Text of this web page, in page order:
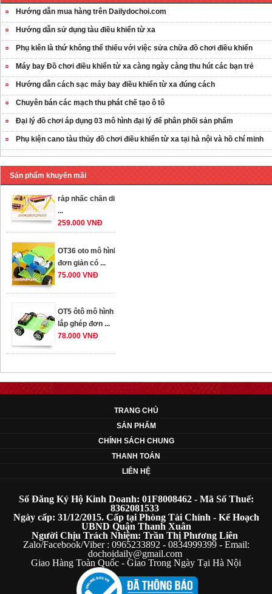
Hướng dẫn mua hàng trên Dailydochoi.com
Hướng dẫn sử dụng tàu điều khiển từ xa
Phụ kiên là thứ không thể thiếu với việc sửa chữa đồ chơi điều khiển
Máy bay Đồ chơi điều khiển từ xa càng ngày càng thu hút các bạn trẻ
Hướng dẫn cách sạc máy bay điều khiển từ xa đúng cách
Chuyên bán các mạch thu phát chế tạo ô tô
Đại lý đồ chơi áp dụng 03 mô hình đại lý để phân phối sản phẩm
Phụ kiện cano tàu thủy đồ chơi điều khiển từ xa tại hà nội và hồ chí minh
Sản phẩm khuyến mãi
OT35 robot lắp
ráp nhấc chân di
259.000 VNĐ
OT36 oto mô hình
đơn giản có ...
75.000 VNĐ
OT5 ôtô mô hình
lắp ghép đơn ...
78.000 VNĐ
đơn giản cho ...
352.000 VNĐ
OT35 robot lắp
ráp nhấc chân di
OT36 oto mô hình
đơn giản có ...
75.000 VNĐ
OT5 ôtô mô hình
lắp ghép đơn ...
78.000 VNĐ
TRANG CHỦ
SẢN PHẨM
CHÍNH SÁCH CHUNG
THANH TOÁN
LIÊN HỆ
Số Đăng Ký Hộ Kinh Doanh: 01F8008462 - Mã Số Thuế:
8362081533
Ngày cấp: 31/12/2015. Cấp tại Phòng Tài Chính - Kế Hoạch
UBND Quận Thanh Xuân
Người Chịu Trách Nhiệm: Trần Thị Phương Liên
Zalo/Facebook/Viber : 0965233892 - 0834999399 - Email:
dochoidaily@gmail.com
Giao Hàng Toàn Quốc - Giao Trong Ngày Tại Hà Nội